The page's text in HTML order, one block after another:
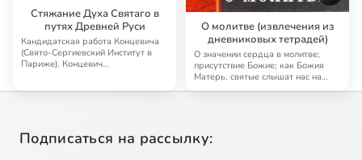
Стяжание Духа Святаго в
путях Древней Руси
Кандидатская работа Концевича
(Свято-Сергиевский Институт в
Париже). Концевич
О молитве (извлечения из
дневниковых тетрадей)
О значении сердца в молитве;
присутствие Божие; как Божия
Матерь, святые слышат нас на
молитве; как …
Подписаться на рассылку: